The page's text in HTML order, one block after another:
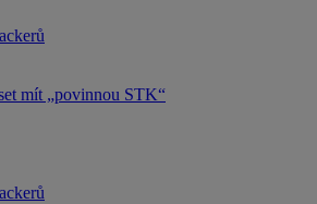
mít „povinnou STK“